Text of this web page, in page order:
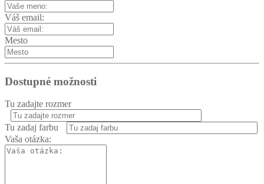
Váš email:
Mesto
Dostupné možnosti
Tu zadajte rozmer
Tu zadaj farbu
Vaša otázka: